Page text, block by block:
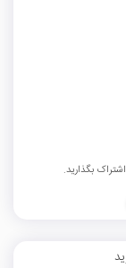
بگذارید.